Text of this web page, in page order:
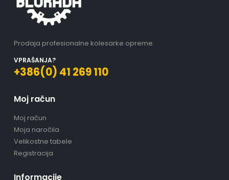
Prodaja profesionalne kolesarke opreme.
VPRAŠANJA?
+386(0) 41 269 110
Moj račun
Moj račun
Moja naročila
Velikostne tabele
Registracija
Informacije